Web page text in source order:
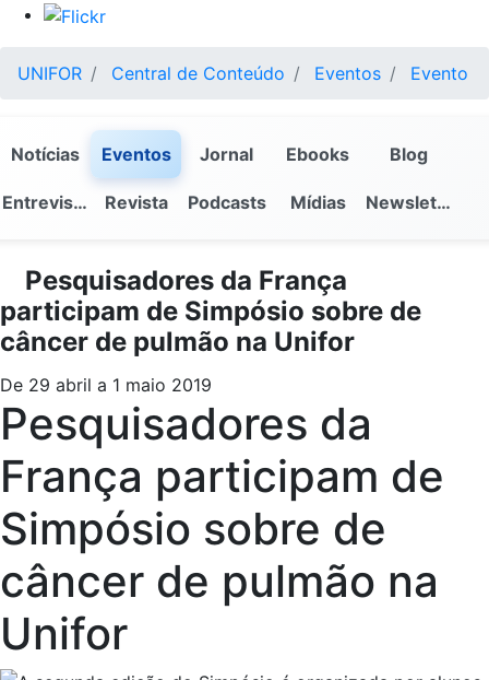
UNIFOR Central de Conteúdo Eventos Evento
Notícias Eventos Jornal Ebooks Blog
Entrevistas Revista Podcasts Mídias Newsletter
Pesquisadores da França
participam de Simpósio sobre de
câncer de pulmão na Unifor
De 29 abril a 1 maio 2019
Pesquisadores da
França participam de
Simpósio sobre de
câncer de pulmão na
Unifor